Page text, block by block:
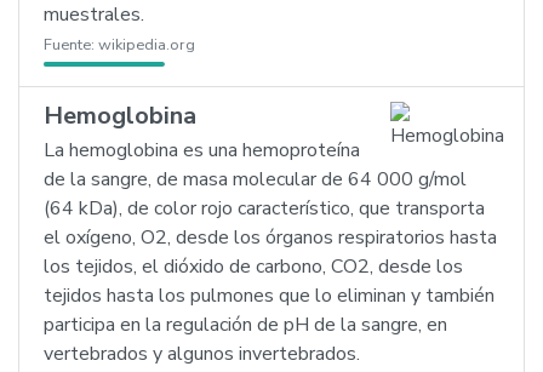
muestrales.
Fuente: wikipedia.org
Hemoglobina
La hemoglobina es una hemoproteína
de la sangre, de masa molecular de 64 000 g/mol
(64 kDa), de color rojo característico, que transporta
el oxígeno, O2, desde los órganos respiratorios hasta
los tejidos, el dióxido de carbono, CO2, desde los
tejidos hasta los pulmones que lo eliminan y también
participa en la regulación de pH de la sangre, en
vertebrados y algunos invertebrados.